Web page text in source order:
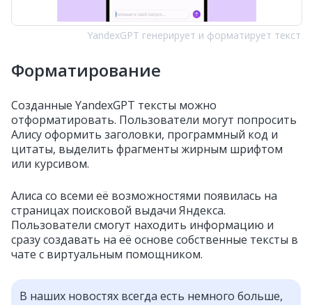
YandexGPT генерирует и форматирует текст
Форматирование
Созданные YandexGPT тексты можно
отформатировать. Пользователи могут попросить
Алису оформить заголовки, программный код и
цитаты, выделить фрагменты жирным шрифтом
или курсивом.
Алиса со всеми её возможностями появилась на
страницах поисковой выдачи Яндекса.
Пользователи смогут находить информацию и
сразу создавать на её основе собственные тексты в
чате с виртуальным помощником.
В наших новостях всегда есть немного больше,